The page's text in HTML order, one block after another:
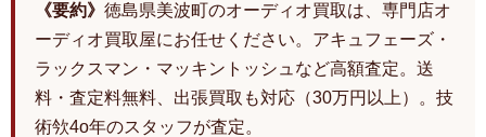
《要約》 徳島県美波町のオーディオ買取は、専門店オ
ーディオ買取屋にお任せください。アキュフェーズ・
ラックスマン・マッキントッシュなど高額査定。送
料・査定料無料、出張買取も対応（30万円以上）。技
術欦4o年のスタッフが査定。